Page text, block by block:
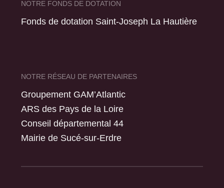
NOTRE FONDS DE DOTATION
Fonds de dotation Saint-Joseph La Hautière
NOTRE RÉSEAU DE PARTENAIRES
Groupement GAM’Atlantic
ARS des Pays de la Loire
Conseil départemental 44
Mairie de Sucé-sur-Erdre